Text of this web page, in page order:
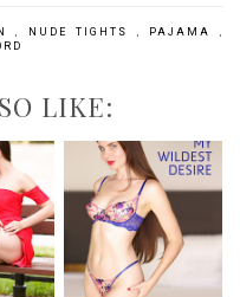
, NUDE TIGHTS , PAJAMA ,
LIKE: